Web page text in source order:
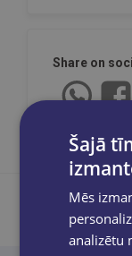
Share on
Šajā
Mēs
analizētu